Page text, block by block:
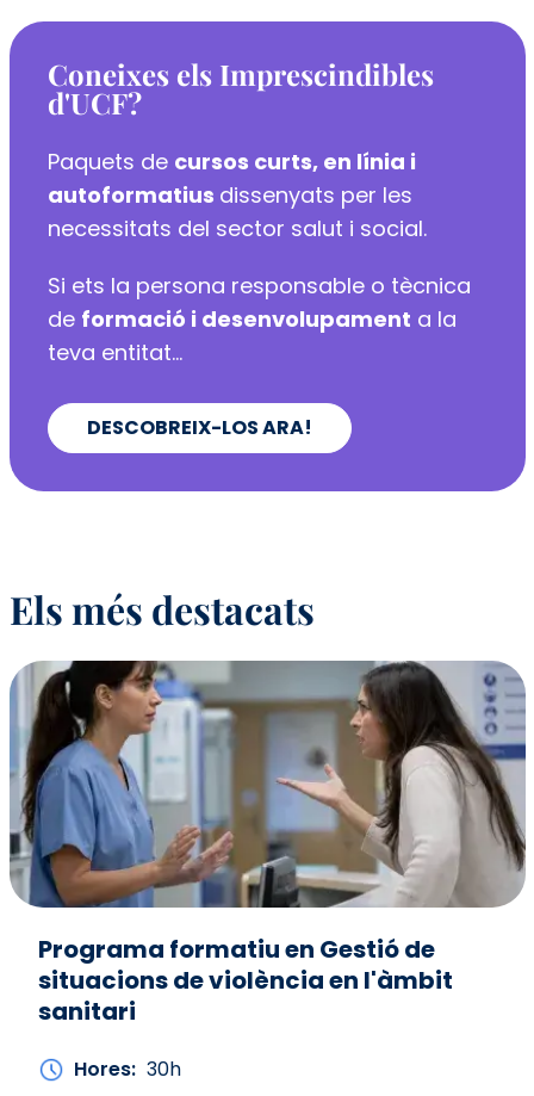
Coneixes els Imprescindibles
d'UCF?
Paquets de cursos curts, en línia i
autoformatius dissenyats per les
necessitats del sector salut i social.
Si ets la persona responsable o tècnica
de formació i desenvolupament a la
teva entitat...
DESCOBREIX-LOS ARA!
Els més destacats
Programa formatiu en Gestió de
situacions de violència en l'àmbit
sanitari
Hores 30h